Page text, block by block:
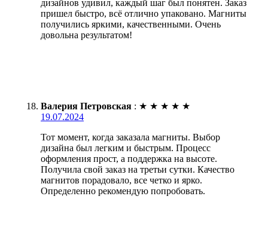
дизайнов удивил, каждый шаг был понятен. Заказ
пришел быстро, всё отлично упаковано. Магниты
получились яркими, качественными. Очень
довольна результатом!
Валерия Петровская : ★ ★ ★ ★ ★
19.07.2024
Тот момент, когда заказала магниты. Выбор
дизайна был легким и быстрым. Процесс
оформления прост, а поддержка на высоте.
Получила свой заказ на третьи сутки. Качество
магнитов порадовало, все четко и ярко.
Определенно рекомендую попробовать.